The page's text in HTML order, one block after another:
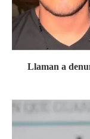
Llaman a